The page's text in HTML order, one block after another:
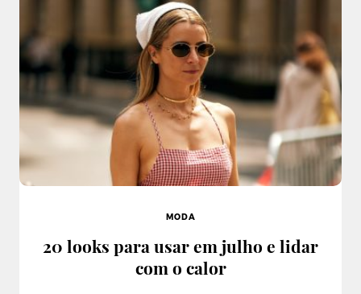
MODA
20 looks para usar em julho e lidar
com o calor